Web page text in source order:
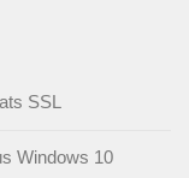
SSL
Windows 10